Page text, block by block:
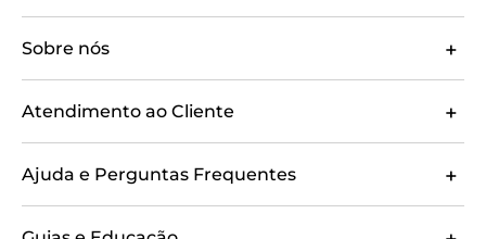
Sobre nós
Atendimento ao Cliente
Ajuda e Perguntas Frequentes